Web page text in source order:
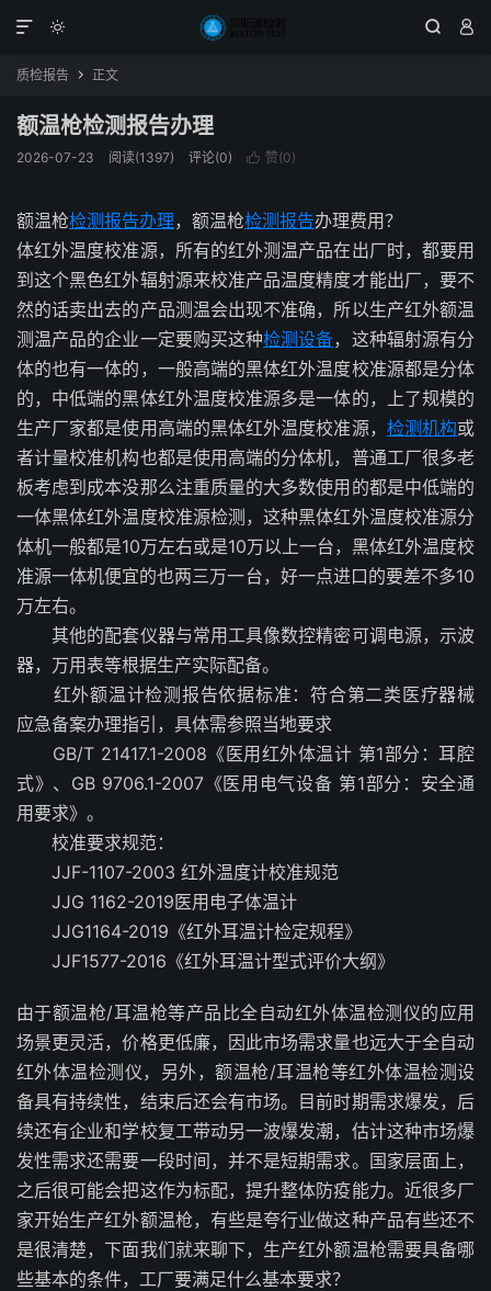
  

质检报告  正文
额温枪检测报告办理
2026-07-23 阅读(1397) 评论(0)  赞(0)
额温枪检测报告办理，额温枪检测报告办理费用？
体红外温度校准源，所有的红外测温产品在出厂时，都要用
到这个黑色红外辐射源来校准产品温度精度才能出厂，要不
然的话卖出去的产品测温会出现不准确，所以生产红外额温
测温产品的企业一定要购买这种检测设备，这种辐射源有分
体的也有一体的，一般高端的黑体红外温度校准源都是分体
的，中低端的黑体红外温度校准源多是一体的，上了规模的
生产厂家都是使用高端的黑体红外温度校准源， 检测机构或
者计量校准机构也都是使用高端的分体机，普通工厂很多老
板考虑到成本没那么注重质量的大多数使用的都是中低端的
一体黑体红外温度校准源检测，这种黑体红外温度校准源分
体机一般都是10万左右或是10万以上一台，黑体红外温度校
准源一体机便宜的也两三万一台，好一点进口的要差不多10
万左右。
其他的配套仪器与常用工具像数控精密可调电源，示波
器，万用表等根据生产实际配备。
红外额温计检测报告依据标准：符合第二类医疗器械
应急备案办理指引，具体需参照当地要求
GB/T 21417.1-2008《医用红外体温计 第1部分：耳腔
式》、GB 9706.1-2007《医用电气设备 第1部分：安全通
用要求》。
校准要求规范：
JJF-1107-2003 红外温度计校准规范
JJG 1162-2019医用电子体温计
JJG1164-2019《红外耳温计检定规程》
JJF1577-2016《红外耳温计型式评价大纲》
由于额温枪/耳温枪等产品比全自动红外体温检测仪的应用
场景更灵活，价格更低廉，因此市场需求量也远大于全自动
红外体温检测仪，另外，额温枪/耳温枪等红外体温检测设
备具有持续性，结束后还会有市场。目前时期需求爆发，后
续还有企业和学校复工带动另一波爆发潮，估计这种市场爆
发性需求还需要一段时间，并不是短期需求。国家层面上，
之后很可能会把这作为标配，提升整体防疫能力。近很多厂
家开始生产红外额温枪，有些是夸行业做这种产品有些还不
是很清楚，下面我们就来聊下，生产红外额温枪需要具备哪
些基本的条件，工厂要满足什么基本要求？